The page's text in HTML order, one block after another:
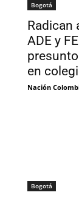
Bogotá
Radican
ADE y
en
Nación
Bogotá